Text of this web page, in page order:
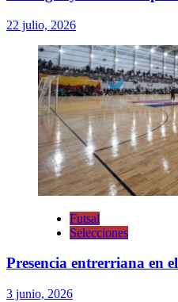
22 julio, 2026
Futsal
Selecciones
Presencia entrerriana en
3 junio, 2026